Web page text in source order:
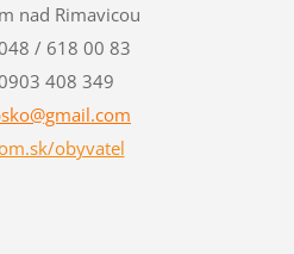
nad Rimavicou
/ 618 00 83
408 349
sko@gmail.com
obyvatel